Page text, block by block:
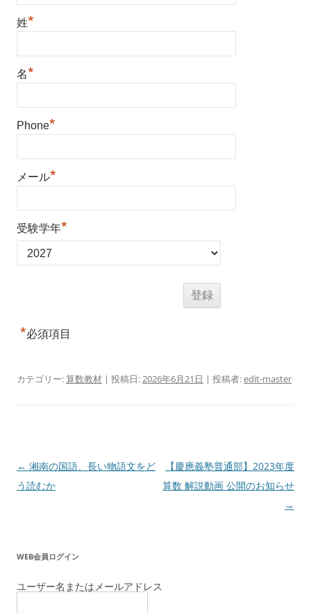
姓*
名*
Phone*
メール*
受験学年*
*必須項目
カテゴリー:算数教材 | 投稿日:2026年6月21日 | 投稿者:edit-master
投
稿
ー
シ
← 湘南の国語、長い物語文をど
う読むか
【慶應義塾普通部】2023年度
算数 解説動画 公開のお知らせ
→
WEB会員ログイン
ユーザー名またはメールアドレス